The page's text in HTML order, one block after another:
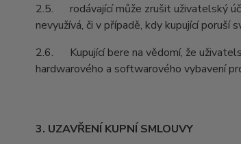
2.5. rodávající může zrušit uživatelský
nevyužívá, či v případě, kdy kupující
2.6. Kupující bere na vědomí, že
hardwarového a softwarového vybavení
3. UZAVŘENÍ KUPNÍ SMLOUVY